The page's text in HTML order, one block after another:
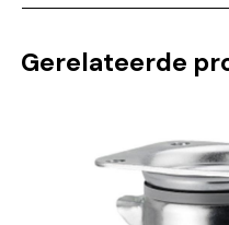
Gerelateerde